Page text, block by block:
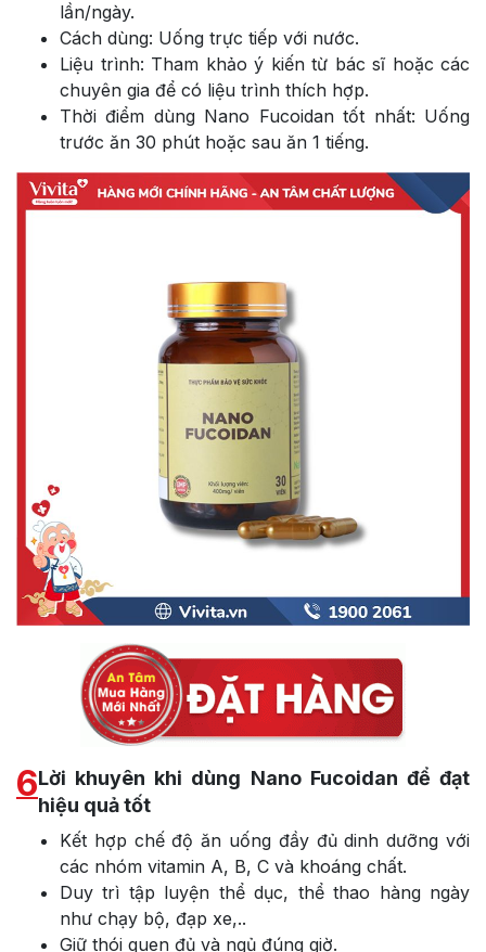
lần/ngày.
Cách dùng: Uống trực tiếp với nước.
Liệu trình: Tham khảo ý kiến từ bác sĩ hoặc các
chuyên gia để có liệu trình thích hợp.
Thời điểm dùng Nano Fucoidan tốt nhất: Uống
trước ăn 30 phút hoặc sau ăn 1 tiếng.
6Lời khuyên khi dùng Nano Fucoidan để đạt
hiệu quả tốt
Kết hợp chế độ ăn uống đầy đủ dinh dưỡng với
các nhóm vitamin A, B, C và khoáng chất.
Duy trì tập luyện thể dục, thể thao hàng ngày
như chạy bộ, đạp xe,..
Giữ thói quen đủ và ngủ đúng giờ.